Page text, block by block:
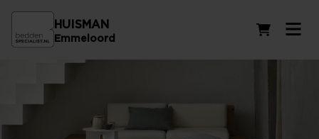
HUISMAN
Emmeloord